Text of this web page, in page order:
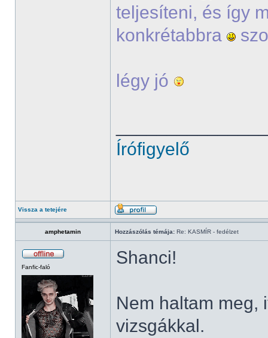
teljesíteni, és így
konkrétabbra
légy jó
Írófigyelő
Vissza a tetejére
amphetamin Hozzászólás témája: Re: KASMÍR - fedélzet
Fanfic-faló Shanci!
Nem haltam meg,
vizsgákkal.